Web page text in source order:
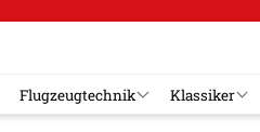
Flugzeugtechnik Klassiker